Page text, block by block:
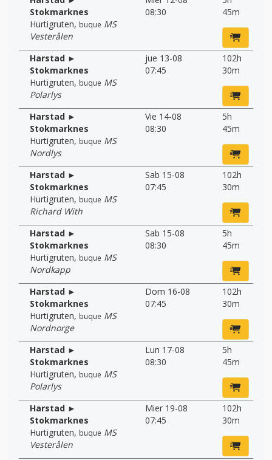
Stokmarknes
Hurtigruten, buque MS
Vesterålen
08:30
45m
Harstad ►
Stokmarknes
Hurtigruten, buque MS
Polarlys
jue 13-08
07:45
102h
30m
Harstad ►
Stokmarknes
Hurtigruten, buque MS
Nordlys
Vie 14-08
08:30
5h
45m
Harstad ►
Stokmarknes
Hurtigruten, buque MS
Richard With
Sab 15-08
07:45
102h
30m
Harstad ►
Stokmarknes
Hurtigruten, buque MS
Nordkapp
Sab 15-08
08:30
5h
45m
Harstad ►
Stokmarknes
Hurtigruten, buque MS
Nordnorge
Dom 16-08
07:45
102h
30m
Harstad ►
Stokmarknes
Hurtigruten, buque MS
Polarlys
Lun 17-08
08:30
5h
45m
Harstad ►
Stokmarknes
Hurtigruten, buque MS
Vesterålen
Mier 19-08
07:45
102h
30m